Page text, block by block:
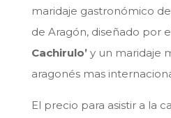
maridaje gastronómico
de Aragón, diseñado por
Cachirulo’y un maridaje
aragonés mas
El precio para asistir a la